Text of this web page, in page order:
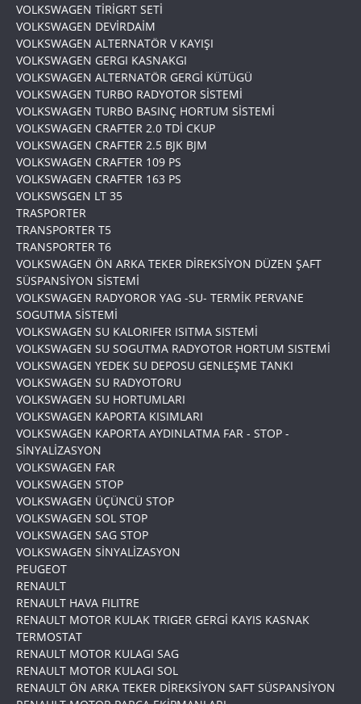
VOLKSWAGEN TİRİGRT SETİ
VOLKSWAGEN DEVİRDAİM
VOLKSWAGEN ALTERNATÖR V KAYIŞI
VOLKSWAGEN GERGI KASNAKGI
VOLKSWAGEN ALTERNATÖR GERGİ KÜTÜGÜ
VOLKSWAGEN TURBO RADYOTOR SİSTEMİ
VOLKSWAGEN TURBO BASINÇ HORTUM SİSTEMİ
VOLKSWAGEN CRAFTER 2.0 TDİ CKUP
VOLKSWAGEN CRAFTER 2.5 BJK BJM
VOLKSWAGEN CRAFTER 109 PS
VOLKSWAGEN CRAFTER 163 PS
VOLKSWSGEN LT 35
TRASPORTER
TRANSPORTER T5
TRANSPORTER T6
VOLKSWAGEN ÖN ARKA TEKER DİREKSİYON DÜZEN ŞAFT
SÜSPANSİYON SİSTEMİ
VOLKSWAGEN RADYOROR YAG -SU- TERMİK PERVANE
SOGUTMA SİSTEMİ
VOLKSWAGEN SU KALORIFER ISITMA SISTEMİ
VOLKSWAGEN SU SOGUTMA RADYOTOR HORTUM SISTEMİ
VOLKSWAGEN YEDEK SU DEPOSU GENLEŞME TANKI
VOLKSWAGEN SU RADYOTORU
VOLKSWAGEN SU HORTUMLARI
VOLKSWAGEN KAPORTA KISIMLARI
VOLKSWAGEN KAPORTA AYDINLATMA FAR - STOP -
SİNYALİZASYON
VOLKSWAGEN FAR
VOLKSWAGEN STOP
VOLKSWAGEN ÜÇÜNCÜ STOP
VOLKSWAGEN SOL STOP
VOLKSWAGEN SAG STOP
VOLKSWAGEN SİNYALİZASYON
PEUGEOT
RENAULT
RENAULT HAVA FILITRE
RENAULT MOTOR KULAK TRIGER GERGİ KAYIS KASNAK
TERMOSTAT
RENAULT MOTOR KULAGI SAG
RENAULT MOTOR KULAGI SOL
RENAULT ÖN ARKA TEKER DİREKSİYON SAFT SÜSPANSİYON